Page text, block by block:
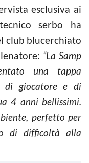
esclusiva ai
serbo ha
club blucerchiato
“La Samp
una tappa
di giocatore e di
4 anni bellissimi.
perfetto per
di difficoltà alla